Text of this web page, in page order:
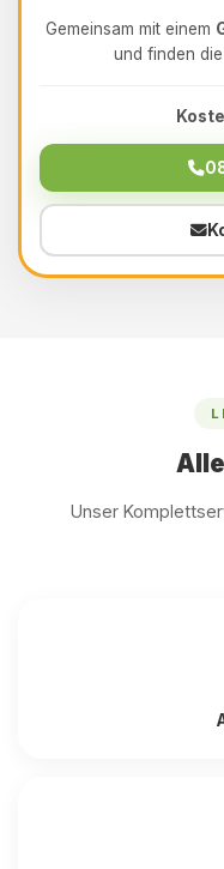
Gemeinsam mit einem
und finden
Unser